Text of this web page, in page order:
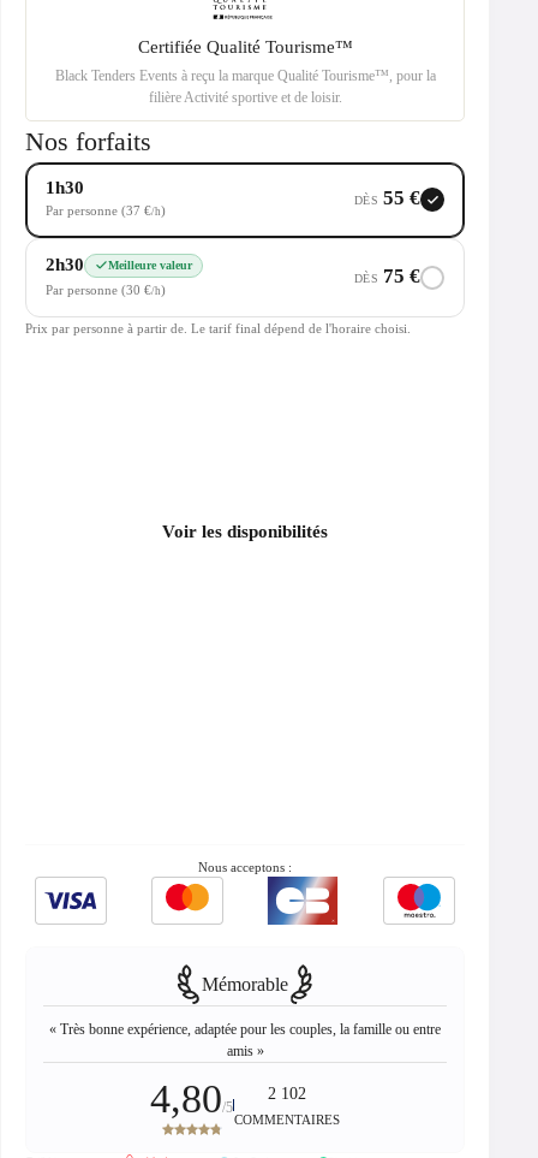
Certifiée Qualité Tourisme™
Black Tenders Events à reçu la marque Qualité Tourisme™, pour la
filière Activité sportive et de loisir.
Nos forfaits
1h30
Par personne (37 €/h)
DÈS 55 €
2h30 Meilleure valeur
Par personne (30 €/h)
DÈS 75 €
Prix par personne à partir de. Le tarif final dépend de l'horaire choisi.
Voir les disponibilités
Nous acceptons :
Mémorable
« Très bonne expérience, adaptée pour les couples, la famille ou entre
amis »
4,80/5
2 102
COMMENTAIRES